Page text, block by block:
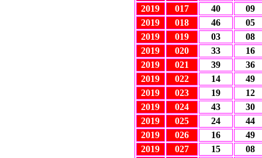
2019
017 40
09
2019
018 46
05
2019
019 03
08
2019
020 33
16
2019
021 39
36
2019
022 14
49
2019
023 19
12
2019
024 43
30
2019
025 24
44
2019
026 16
49
2019
027 15
08